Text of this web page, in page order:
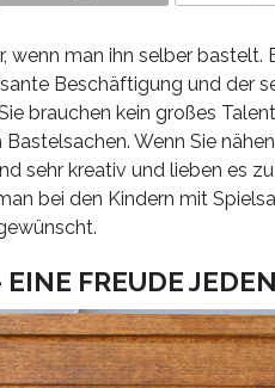
man ihn selber bastelt.
Beschäftigung und der
brauchen kein großes
Wenn Sie
sehr kreativ und lieben es
bei den Kindern mit
FREUDE